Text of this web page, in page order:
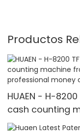
Productos
HUAEN - H-
cash counting
value counter